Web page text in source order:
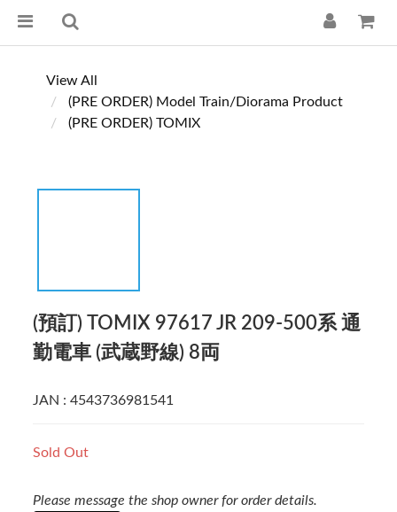
View All
(PRE ORDER) Model Train/Diorama Product
(PRE ORDER) TOMIX
(預訂) TOMIX 97617 JR 209-500系 通
勤電車 (武蔵野線) 8両
JAN : 4543736981541
Sold Out
Please message the shop owner for order details.